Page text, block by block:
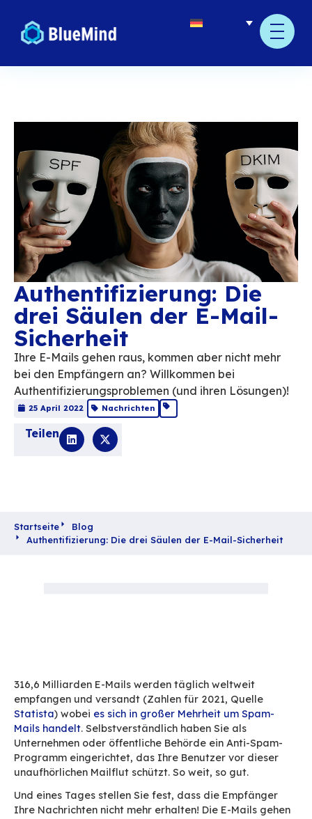
Authentifizierung:
drei Säulen der E-
Sicherheit
Ihre E-Mails gehen raus, kommen aber
Teilen